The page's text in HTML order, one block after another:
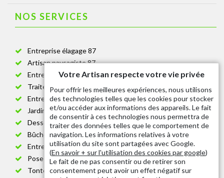
NOS SERVICES
Entreprise élagage 87
Artisan paysagiste 87
Entreprise de jardinage 87
Traitement anti-chenille 87
Entreprise abattage arbre 87
Jardinier taille de haie 87
Dessouchage arbre et haie 87
Bûcheron 87
Entretien espace vert cimetière 87
Pose et changement grillage et clôture 87
Tonte de pelouse 87
Votre Artisan respecte votre vie privée
Pour offrir les meilleures expériences, nous utilisons
des technologies telles que les cookies pour stocker
et/ou accéder aux informations des appareils. Le fait
de consentir à ces technologies nous permettra de
traiter des données telles que le comportement de
navigation. Les informations relatives à votre
utilisation du site sont partagées avec Google.
(En savoir + sur l'utilisation des cookies par google)
Le fait de ne pas consentir ou de retirer son
consentement peut avoir un effet négatif sur